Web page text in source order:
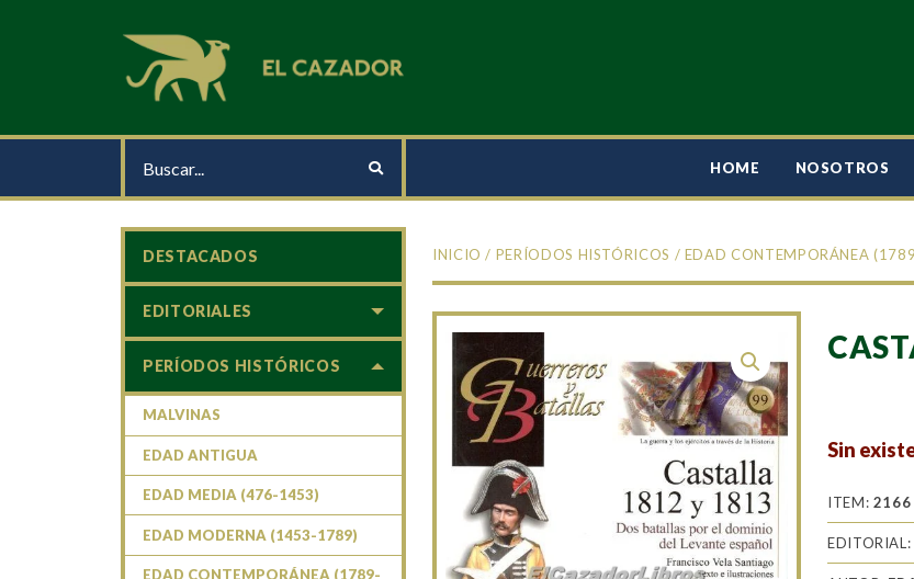
HOME NOSOTROS
INICIO / PERÍODOS HISTÓRICOS / EDAD CONTEMPORÁNEA
Sin
ITEM: 2166
DESTACADOS
EDITORIALES
PERÍODOS HISTÓRICOS
MALVINAS
EDAD ANTIGUA
EDAD MEDIA (476-1453)
EDAD MODERNA (1453-1789)
EDAD CONTEMPORÁNEA (1789-